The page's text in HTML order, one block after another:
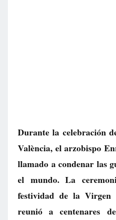
Durante la celebración
València, el arzobispo
llamado a condenar las
el mundo. La
festividad de la Virgen
reunió a centenares